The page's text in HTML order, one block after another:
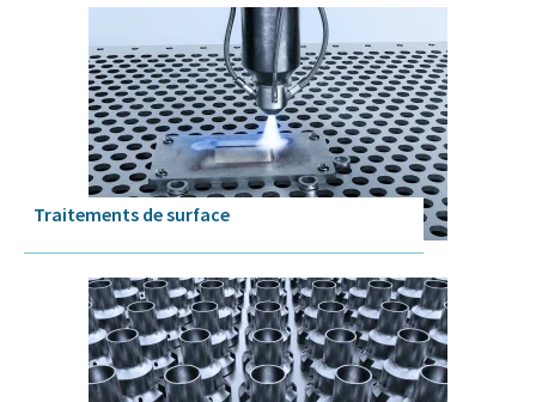
Traitements de surface